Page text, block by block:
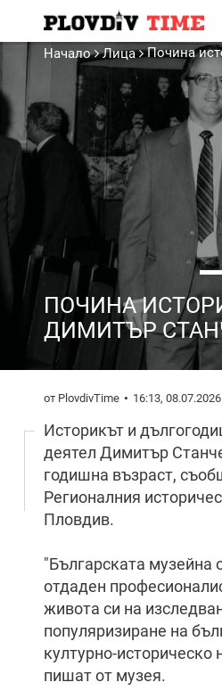
Начало Лица
ПОЧИНА
ДИМИТЪР
от PlovdivTime 16:13, 08.07.2026
Историкът и
деятел Димитър
годишна възраст,
Регионалния
Пловдив.
"Българската музейна
отдаден
живота си на
популяризиране на
културно-историческо
пишат от музея.